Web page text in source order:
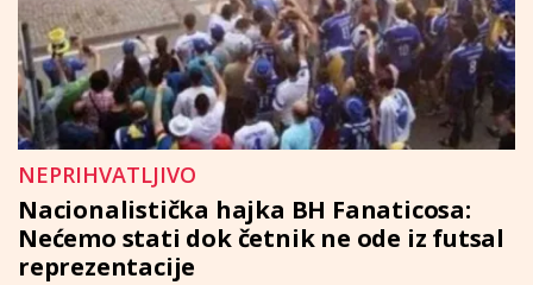
NEPRIHVATLJIVO
Nacionalistička hajka BH Fanaticosa:
Nećemo stati dok četnik ne ode iz futsal
reprezentacije